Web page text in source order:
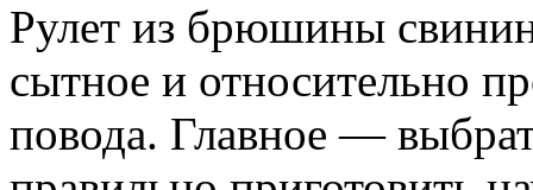
Рулет из брюшины
сытное и относительно
повода. Главное —